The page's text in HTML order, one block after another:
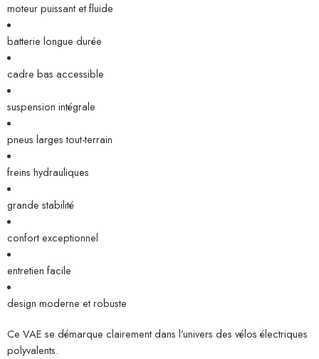
moteur puissant et fluide
batterie longue durée
cadre bas accessible
suspension intégrale
pneus larges tout-terrain
freins hydrauliques
grande stabilité
confort exceptionnel
entretien facile
design moderne et robuste
Ce VAE se démarque clairement dans l’univers des vélos électriques
polyvalents.